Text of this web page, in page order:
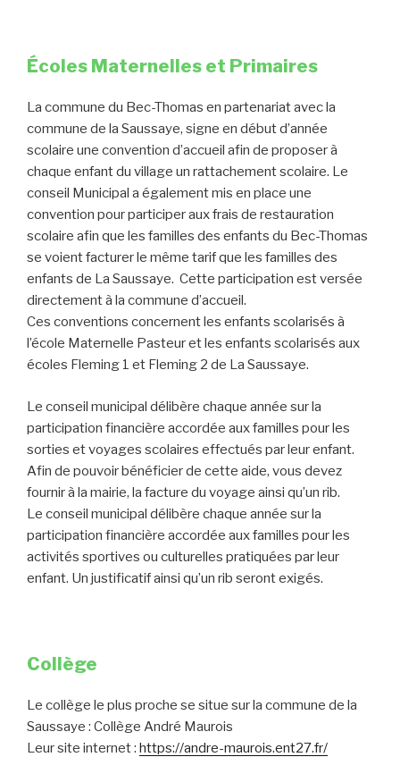
Écoles Maternelles et Primaires
La commune du Bec-Thomas en partenariat avec la
commune de la Saussaye, signe en début d’année
scolaire une convention d’accueil afin de proposer à
chaque enfant du village un rattachement scolaire. Le
conseil Municipal a également mis en place une
convention pour participer aux frais de restauration
scolaire afin que les familles des enfants du Bec-Thomas
se voient facturer le même tarif que les familles des
enfants de La Saussaye. Cette participation est versée
directement à la commune d’accueil.
Ces conventions concernent les enfants scolarisés à
l’école Maternelle Pasteur et les enfants scolarisés aux
écoles Fleming 1 et Fleming 2 de La Saussaye.
Le conseil municipal délibère chaque année sur la
participation financière accordée aux familles pour les
sorties et voyages scolaires effectués par leur enfant.
Afin de pouvoir bénéficier de cette aide, vous devez
fournir à la mairie, la facture du voyage ainsi qu’un rib.
Le conseil municipal délibère chaque année sur la
participation financière accordée aux familles pour les
activités sportives ou culturelles pratiquées par leur
enfant. Un justificatif ainsi qu’un rib seront exigés.
Collège
Le collège le plus proche se situe sur la commune de la
Saussaye : Collège André Maurois
Leur site internet : https://andre-maurois.ent27.fr/